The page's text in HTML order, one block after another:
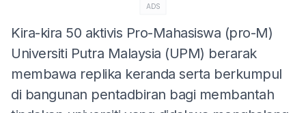
ADS
Kira-kira 50 aktivis Pro-Mahasiswa (pro-M)
Universiti Putra Malaysia (UPM) berarak
membawa replika keranda serta berkumpul
di bangunan pentadbiran bagi membantah